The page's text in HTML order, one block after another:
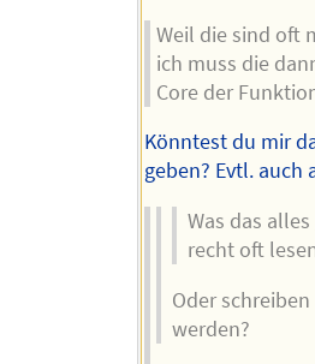
Weil die sind oft
ich muss die
Core der
Könntest du mir
geben? Evtl. auch
Was das
recht oft
Oder
werden?